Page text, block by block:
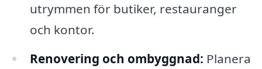
utrymmen för butiker, restauranger
och kontor.
Renovering och ombyggnad: Planera